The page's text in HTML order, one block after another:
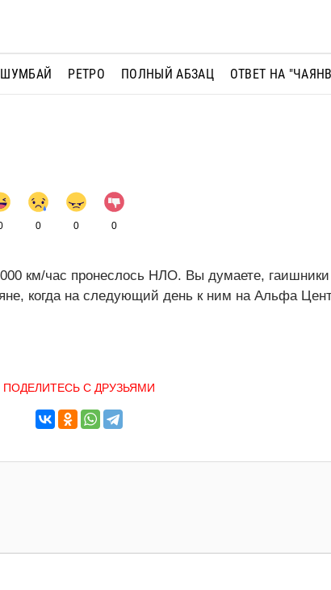
ШУМБАЙ РЕТРО ПОЛНЫЙ АБЗАЦ ОТВЕТ НА
0 0 0
км/час пронеслось НЛО. Вы думаете,
когда на следующий день к ним на Альфа
ПОДЕЛИТЕСЬ С ДРУЗЬЯМИ